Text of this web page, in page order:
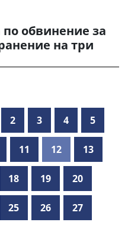
обвинение за
на три
2 3 4 5
11 12 13
18 19 20
25 26 27